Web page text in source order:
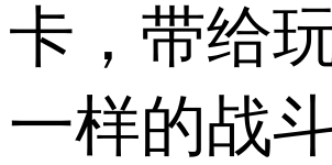
卡，带给
一样的战